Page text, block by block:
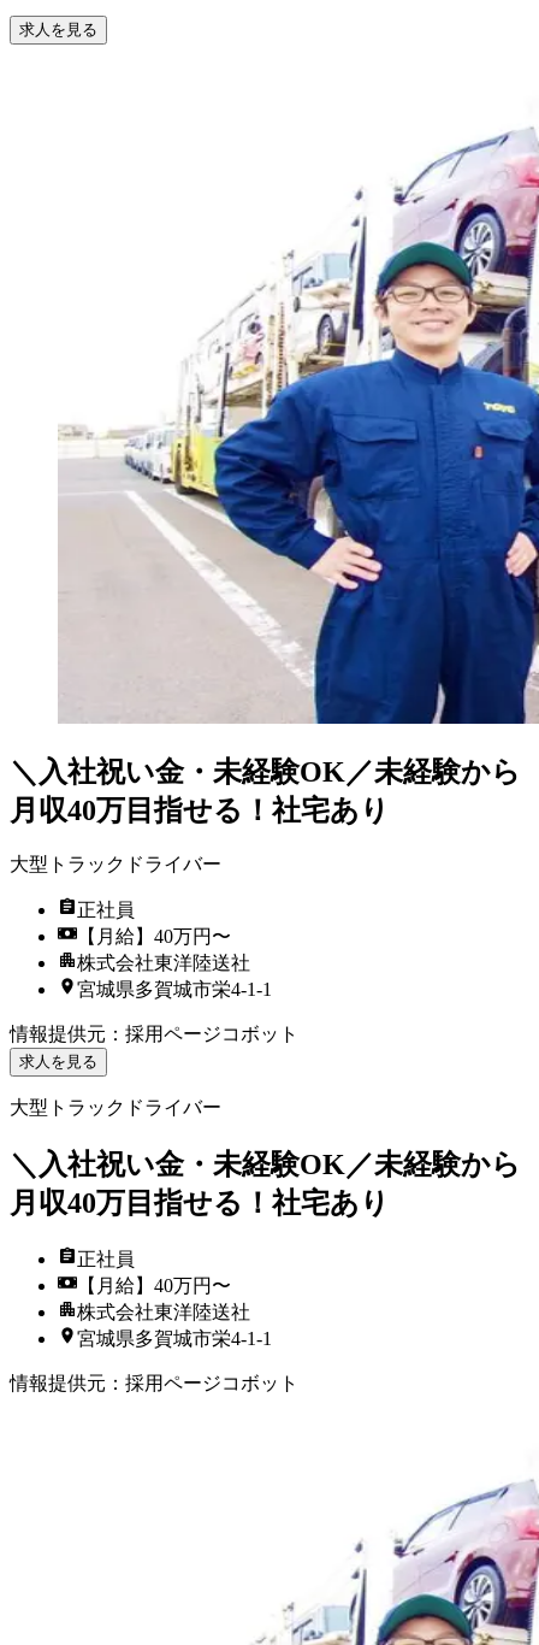
求人を見る
＼入社祝い金・未経験OK／未経験から
月収40万目指せる！社宅あり
大型トラックドライバー
正社員
【月給】40万円〜
株式会社東洋陸送社
宮城県多賀城市栄4-1-1
情報提供元 ： 採用ページコボット
求人を見る
大型トラックドライバー
＼入社祝い金・未経験OK／未経験から
月収40万目指せる！社宅あり
正社員
【月給】40万円〜
株式会社東洋陸送社
宮城県多賀城市栄4-1-1
情報提供元 ： 採用ページコボット